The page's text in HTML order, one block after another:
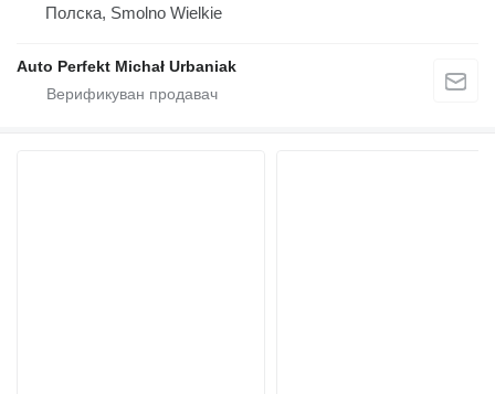
Полска, Smolno Wielkie
Auto Perfekt Michał Urbaniak